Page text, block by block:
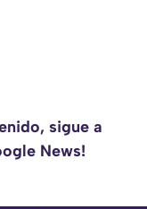
sigue a
News!